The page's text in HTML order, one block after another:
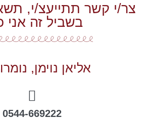
צר/י קשר תתייעצ/י,
בשביל זה אני
אליאן נוימן,
0544-669222